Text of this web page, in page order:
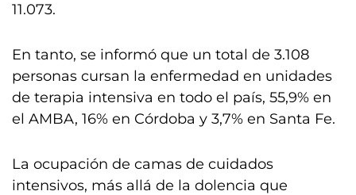
11.073.
En tanto, se informó que un total de 3.108
personas cursan la enfermedad en unidades
de terapia intensiva en todo el país, 55,9% en
el AMBA, 16% en Córdoba y 3,7% en Santa Fe.
La ocupación de camas de cuidados
intensivos, más allá de la dolencia que